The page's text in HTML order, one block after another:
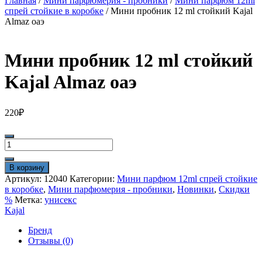
спрей стойкие в коробке / Мини пробник 12 ml стойкий Kajal
Almaz оаэ
Мини пробник 12 ml стойкий
Kajal Almaz оаэ
220₽
Количество
товара
Мини
пробник
12
ml
стойкий
Kajal
Almaz
В корзину
Артикул: 12040 Категории: Мини парфюм 12ml спрей стойкие
в коробке, Мини парфюмерия - пробники, Новинки, Скидки
% Метка: унисекс
Kajal
Бренд
Отзывы (0)